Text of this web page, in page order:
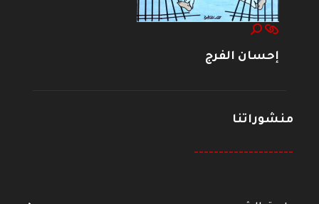
إحسان الفرج
منشوراتنا
--------------------